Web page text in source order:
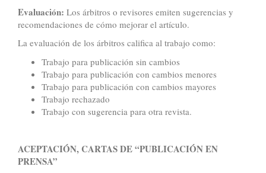
Evaluación: Los árbitros o revisores emiten sugerencias y
recomendaciones de cómo mejorar el artículo.
La evaluación de los árbitros califica al trabajo como:
Trabajo para publicación sin cambios
Trabajo para publicación con cambios menores
Trabajo para publicación con cambios mayores
Trabajo rechazado
Trabajo con sugerencia para otra revista.
ACEPTACIÓN, CARTAS DE “PUBLICACIÓN EN
PRENSA”